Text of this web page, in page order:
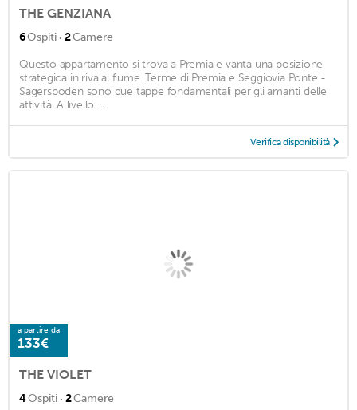
THE GENZIANA
6Ospiti · 2Camere
Questo appartamento si trova a Premia e vanta una posizione
strategica in riva al fiume. Terme di Premia e Seggiovia Ponte -
Sagersboden sono due tappe fondamentali per gli amanti delle
attività. A livello ...
Verifica disponibilità
a partire da
133€
THE VIOLET
4Ospiti · 2Camere